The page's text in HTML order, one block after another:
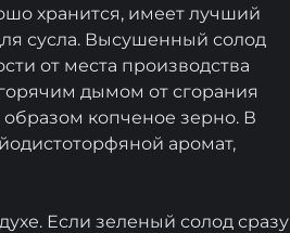
хранится, имеет лучший
сусла. Высушенный солод
от места производства
дымом от сгорания
образом копченое зерно. В
аромат,
Если зеленый солод сразу